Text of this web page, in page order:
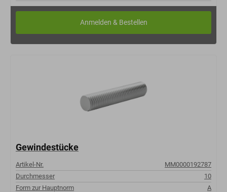
Gewindestücke
Artikel-Nr.
MM0000192787
Durchmesser
10
Form zur Hauptnorm
A